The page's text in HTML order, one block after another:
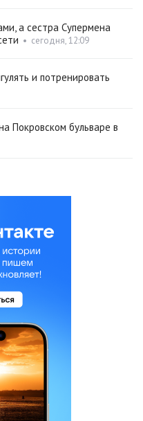
а сестра Супермена
• сегодня, 12:09
и потренировать
Покровском бульваре в